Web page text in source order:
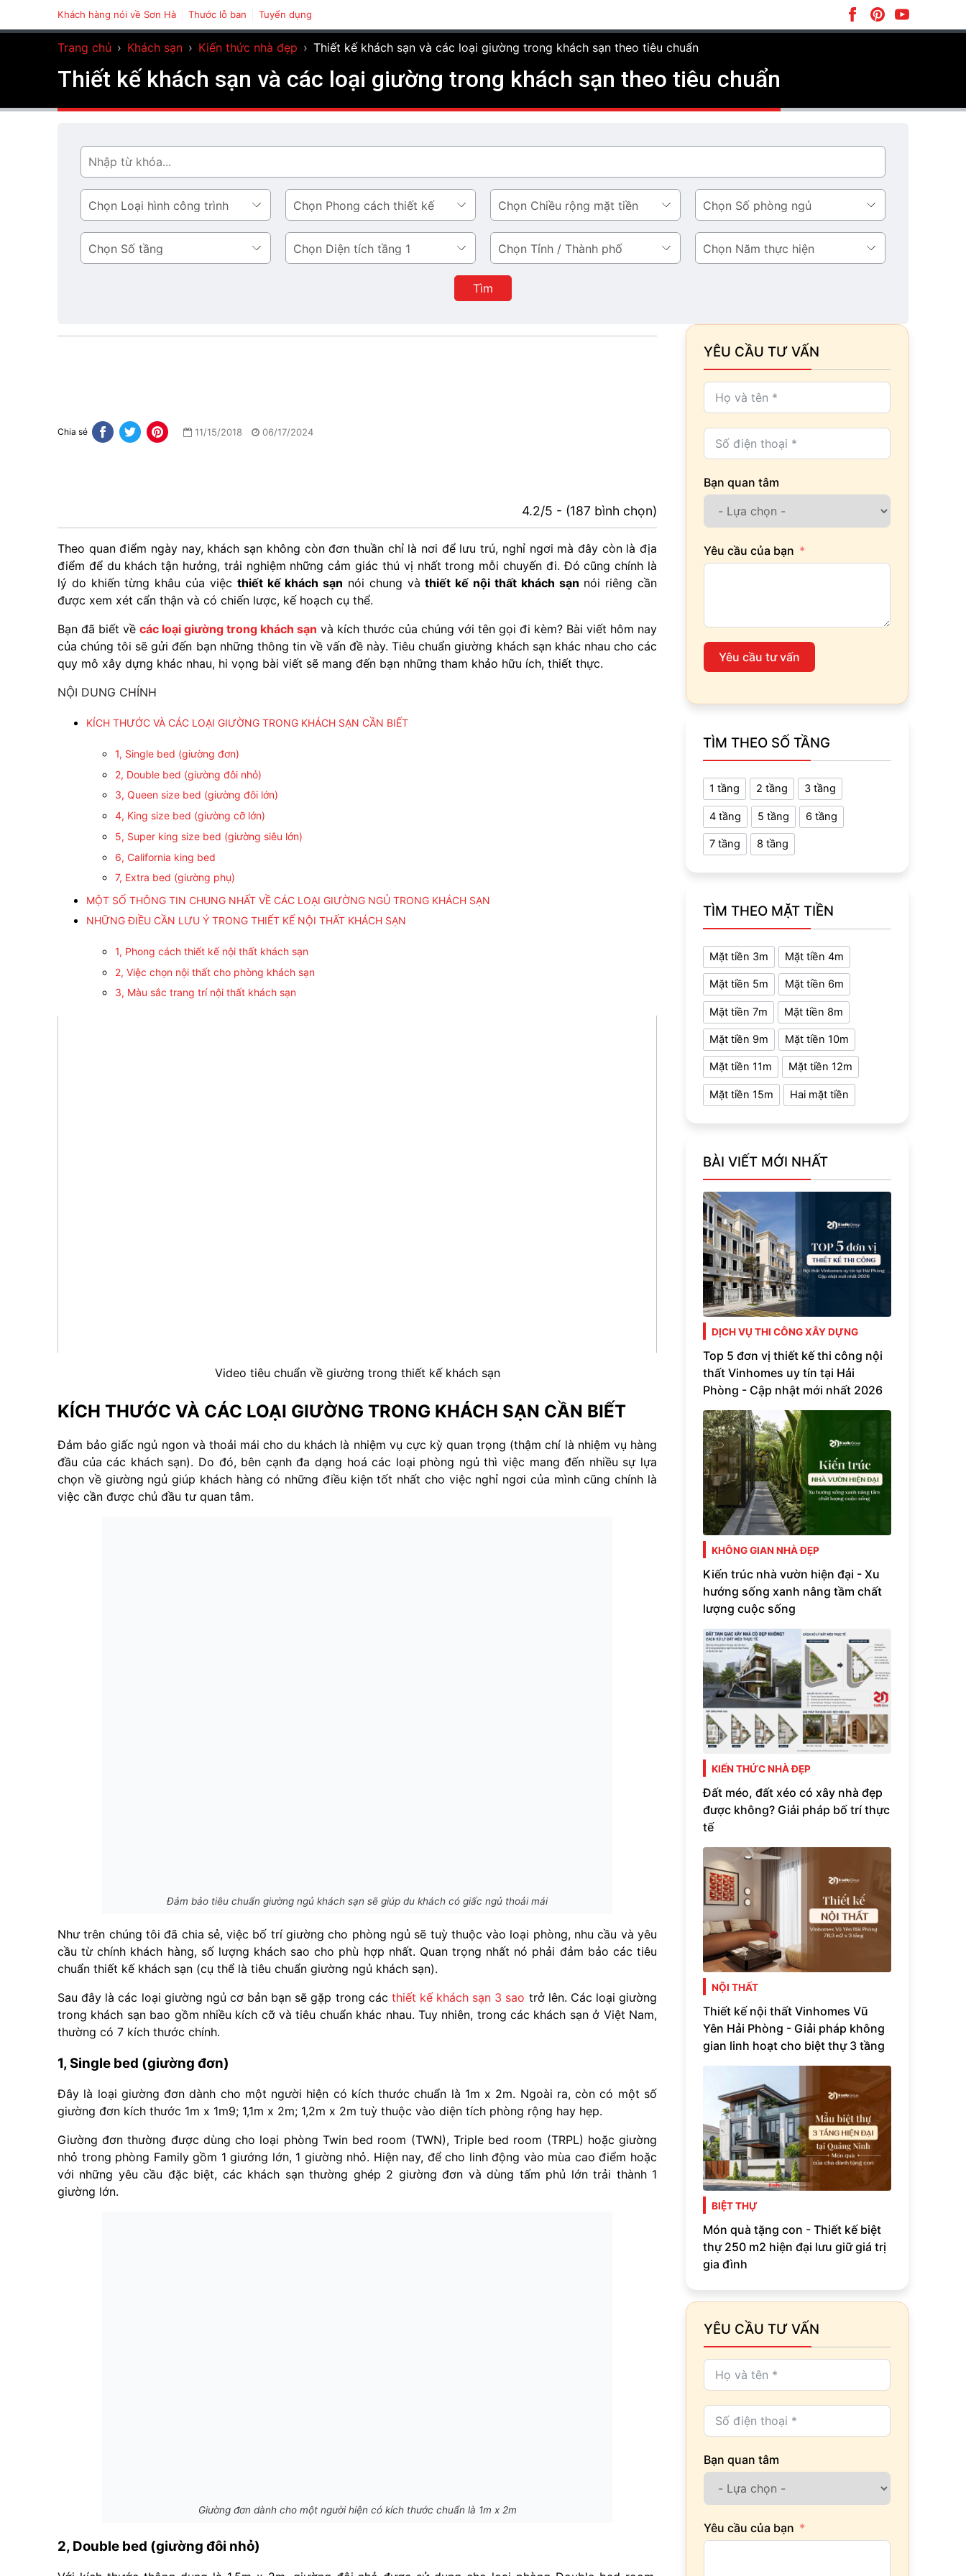
Khách hàng nói về Sơn Hà Thước lỗ ban Tuyển dụng
Trang chủ › Khách sạn › Kiến thức nhà đẹp › Thiết kế khách sạn và các loại giường trong khách sạn theo tiêu chuẩn
Thiết kế khách sạn và các loại giường trong khách sạn theo tiêu chuẩn
Tìm
Loại
hình
công
trình
Phong
cách
thiết
kế
Chiều
rộng
mặt
tiền
Số
phòng
ngủ
Số
tầng
Diện
tích
Tỉnh
/
Thành
phố
Năm
thực
Tìm
Chia sẻ 11/15/2018 06/17/2024
4.2/5 - (187 bình chọn)
Theo quan điểm ngày nay, khách sạn không còn đơn thuần chỉ là nơi để lưu trú, nghỉ ngơi mà đây còn là địa
điểm để du khách tận hưởng, trải nghiệm những cảm giác thú vị nhất trong mỗi chuyến đi. Đó cũng chính là
lý do khiến từng khâu của việc thiết kế khách sạn nói chung vàthiết kế nội thất khách sạn nói riêng cần
được xem xét cẩn thận và có chiến lược, kế hoạch cụ thể.
Bạn đã biết về các loại giường trong khách sạn và kích thước của chúng với tên gọi đi kèm? Bài viết hôm nay
của chúng tôi sẽ gửi đến bạn những thông tin về vấn đề này. Tiêu chuẩn giường khách sạn khác nhau cho các
quy mô xây dựng khác nhau, hi vọng bài viết sẽ mang đến bạn những tham khảo hữu ích, thiết thực.
NỘI DUNG CHÍNH
KÍCH THƯỚC VÀ CÁC LOẠI GIƯỜNG TRONG KHÁCH SẠN CẦN BIẾT
1, Single bed (giường đơn)
2, Double bed (giường đôi nhỏ)
3, Queen size bed (giường đôi lớn)
4, King size bed (giường cỡ lớn)
5, Super king size bed (giường siêu lớn)
6, California king bed
7, Extra bed (giường phụ)
MỘT SỐ THÔNG TIN CHUNG NHẤT VỀ CÁC LOẠI GIƯỜNG NGỦ TRONG KHÁCH SẠN
NHỮNG ĐIỀU CẦN LƯU Ý TRONG THIẾT KẾ NỘI THẤT KHÁCH SẠN
1, Phong cách thiết kế nội thất khách sạn
2, Việc chọn nội thất cho phòng khách sạn
3, Màu sắc trang trí nội thất khách sạn
Video tiêu chuẩn về giường trong thiết kế khách sạn
KÍCH THƯỚC VÀ CÁC LOẠI GIƯỜNG TRONG KHÁCH SẠN CẦN BIẾT
Đảm bảo giấc ngủ ngon và thoải mái cho du khách là nhiệm vụ cực kỳ quan trọng (thậm chí là nhiệm vụ hàng
đầu của các khách sạn). Do đó, bên cạnh đa dạng hoá các loại phòng ngủ thì việc mang đến nhiều sự lựa
chọn về giường ngủ giúp khách hàng có những điều kiện tốt nhất cho việc nghỉ ngơi của mình cũng chính là
việc cần được chủ đầu tư quan tâm.
Đảm bảo tiêu chuẩn giường ngủ khách sạn sẽ giúp du khách có giấc ngủ thoải mái
Như trên chúng tôi đã chia sẻ, việc bố trí giường cho phòng ngủ sẽ tuỳ thuộc vào loại phòng, nhu cầu và yêu
cầu từ chính khách hàng, số lượng khách sao cho phù hợp nhất. Quan trọng nhất nó phải đảm bảo các tiêu
chuẩn thiết kế khách sạn (cụ thể là tiêu chuẩn giường ngủ khách sạn).
Sau đây là các loại giường ngủ cơ bản bạn sẽ gặp trong các thiết kế khách sạn 3 sao trở lên. Các loại giường
trong khách sạn bao gồm nhiều kích cỡ và tiêu chuẩn khác nhau. Tuy nhiên, trong các khách sạn ở Việt Nam,
thường có 7 kích thước chính.
1, Single bed (giường đơn)
Đây là loại giường đơn dành cho một người hiện có kích thước chuẩn là 1m x 2m. Ngoài ra, còn có một số
giường đơn kích thước 1m x 1m9; 1,1m x 2m; 1,2m x 2m tuỳ thuộc vào diện tích phòng rộng hay hẹp.
Giường đơn thường được dùng cho loại phòng Twin bed room (TWN), Triple bed room (TRPL) hoặc giường
nhỏ trong phòng Family gồm 1 giướng lớn, 1 giường nhỏ. Hiện nay, để cho linh động vào mùa cao điểm hoặc
với những yêu cầu đặc biệt, các khách sạn thường ghép 2 giường đơn và dùng tấm phủ lớn trải thành 1
giường lớn.
Giường đơn dành cho một người hiện có kích thước chuẩn là 1m x 2m
2, Double bed (giường đôi nhỏ)
YÊU CẦU TƯ VẤN
Bạn quan tâm
Yêu cầu của bạn
Yêu cầu tư vấn
TÌM THEO SỐ TẦNG
1 tầng 2 tầng 3 tầng
4 tầng 5 tầng 6 tầng
7 tầng 8 tầng
TÌM THEO MẶT TIỀN
Mặt tiền 3m Mặt tiền 4m
Mặt tiền 5m Mặt tiền 6m
Mặt tiền 7m Mặt tiền 8m
Mặt tiền 9m Mặt tiền 10m
Mặt tiền 11m Mặt tiền 12m
Mặt tiền 15m Hai mặt tiền
BÀI VIẾT MỚI NHẤT
DỊCH VỤ THI CÔNG XÂY DỰNG
Top 5 đơn vị thiết kế thi công nội
thất Vinhomes uy tín tại Hải
Phòng - Cập nhật mới nhất 2026
KHÔNG GIAN NHÀ ĐẸP
Kiến trúc nhà vườn hiện đại - Xu
hướng sống xanh nâng tầm chất
lượng cuộc sống
KIẾN THỨC NHÀ ĐẸP
Đất méo, đất xéo có xây nhà đẹp
được không? Giải pháp bố trí thực
tế
NỘI THẤT
Thiết kế nội thất Vinhomes Vũ
Yên Hải Phòng - Giải pháp không
gian linh hoạt cho biệt thự 3 tầng
BIỆT THỰ
Món quà tặng con - Thiết kế biệt
thự 250 m2 hiện đại lưu giữ giá trị
gia đình
YÊU CẦU TƯ VẤN
Bạn quan tâm
Yêu cầu của bạn